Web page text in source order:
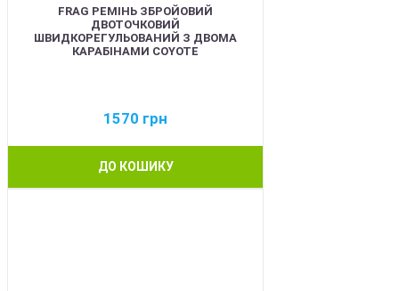
FRAG РЕМІНЬ ЗБРОЙОВИЙ
ДВОТОЧКОВИЙ
ШВИДКОРЕГУЛЬОВАНИЙ З ДВОМА
КАРАБІНАМИ COYOTE
1570 грн
ДО КОШИКУ